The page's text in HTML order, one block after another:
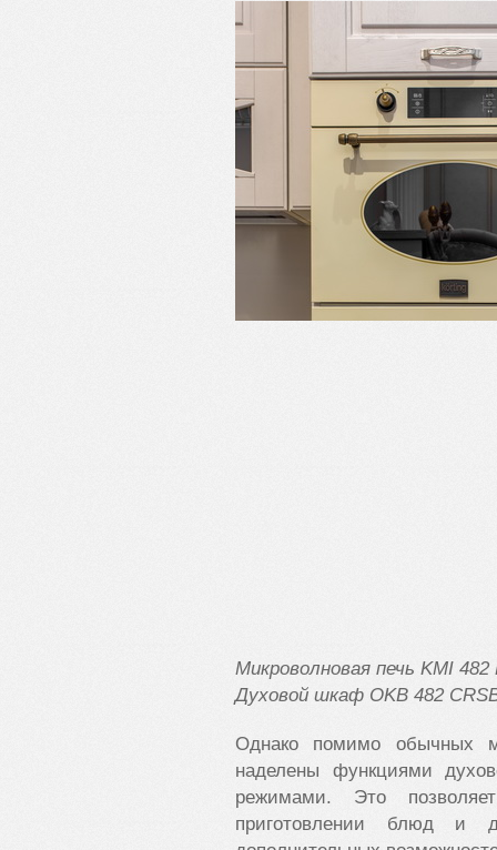
Микроволновая печь KMI 482
Духовой шкаф OKB 482
Однако помимо обычных
наделены функциями
режимами. Это
приготовлении блюд и